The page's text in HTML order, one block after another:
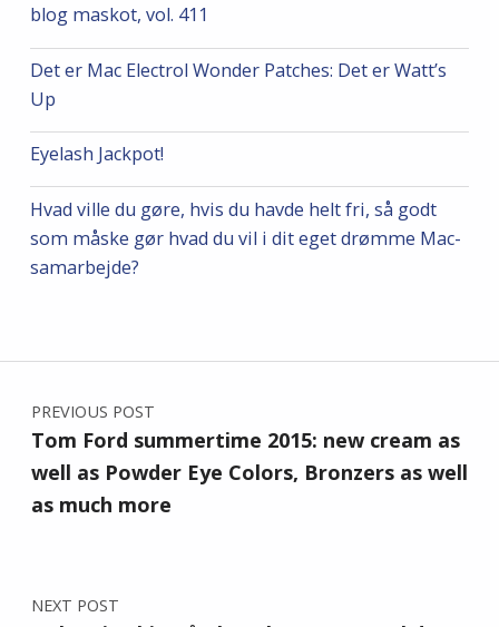
blog maskot, vol. 411
Det er Mac Electrol Wonder Patches: Det er Watt’s
Up
Eyelash Jackpot!
Hvad ville du gøre, hvis du havde helt fri, så godt
som måske gør hvad du vil i dit eget drømme Mac-
samarbejde?
Post navigation
PREVIOUS POST
Tom Ford summertime 2015: new cream as
well as Powder Eye Colors, Bronzers as well
as much more
NEXT POST